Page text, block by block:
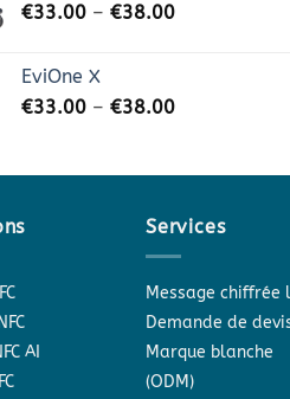
€33.00 – €38.00
EviOne X
€33.00 – €38.00
AI
Services
Message chiffrée
Demande de
Marque blanche
(ODM)